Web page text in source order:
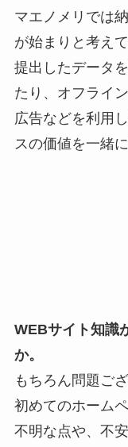
マエノメリでは
が始まりと考えて
提出したデータ
たり、オフライ
広告などを利用
スの価値を一緒
WEBサイト知識
か。
もちろん問題ご
初めてのホーム
不明な点や、不